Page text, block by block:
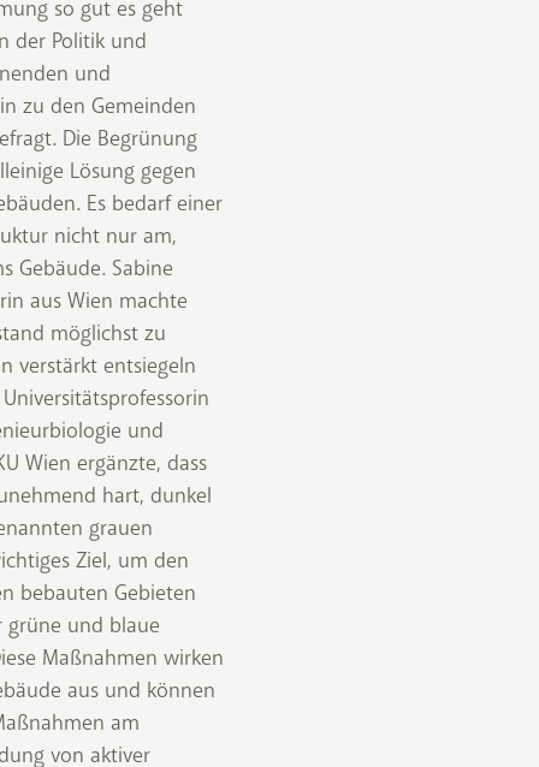
so gut es geht
der Politik und
und
zu den Gemeinden
Die Begrünung
Lösung gegen
Es bedarf einer
nicht nur am,
Gebäude. Sabine
aus Wien machte
möglichst zu
verstärkt entsiegeln
und
Wien ergänzte, dass
hart, dunkel
grauen
Ziel, um den
bebauten Gebieten
grüne und blaue
Maßnahmen wirken
aus und können
am
von aktiver